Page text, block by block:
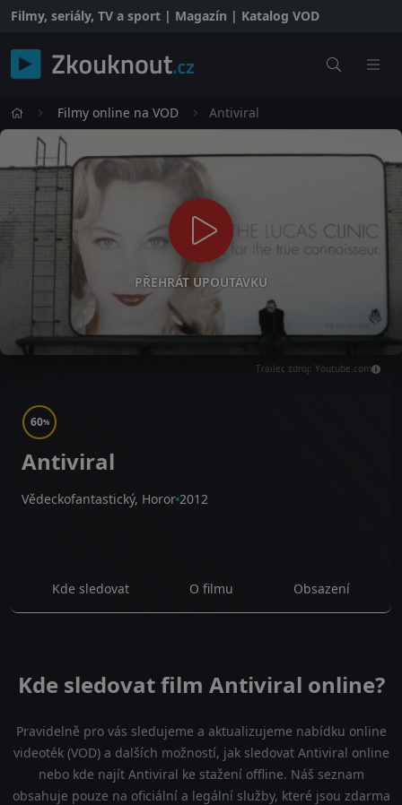
Filmy, seriály, TV a sport | Magazín | Katalog VOD
Filmy online na VOD Antiviral
PŘEHRÁT UPOUTÁVKU
Trailer, zdroj: Youtube.com
60%
Antiviral
Vědeckofantastický, Horor 2012
Kde sledovat O filmu Obsazení
Kde sledovat film Antiviral online?
Pravidelně pro vás sledujeme a aktualizujeme nabídku online
videoték (VOD) a dalších možností, jak sledovat Antiviral online
nebo kde najít Antiviral ke stažení offline. Náš seznam
obsahuje pouze na oficiální a legální služby, které jsou zdarma